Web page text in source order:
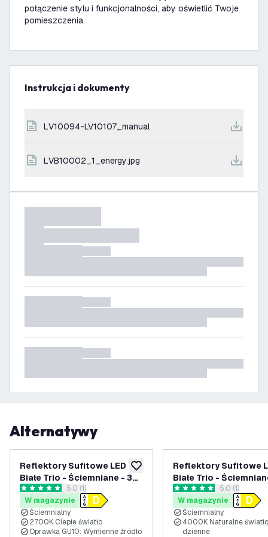
połączenie stylu i funkcjonalności, aby oświetlić Twoje
pomieszczenia.
Instrukcja i dokumenty
LV10094-LV10107_manual
LVB10002_1_energy.jpg
Alternatywy
dodaj do listy życzeń
Reflektory Sufitowe LED
Białe Trio - Ściemniane - 3W
- 2700K - Uchylne
otwórz panel recenzji
5 Gwiazdki oceny
5.0 (1)
W magazynie
Ściemnialny
2700K Ciepłe światło
Oprawka GU10: Wymienne źródło
Reflektory Sufitowe
Białe Trio -
- 4000K - Uchylne
otwórz panel
5 Gwiazdki oceny
5.0 (1)
W magazynie
Ściemnialny
4000K Naturalne światło
dzienne